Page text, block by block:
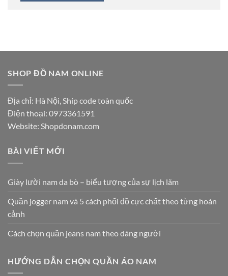
SHOP ĐỒ NAM ONLINE
Địa chỉ: Hà Nội, Ship code toàn quốc
Điện thoại: 0973361591
Website: Shopdonam.com
BÀI VIẾT MỚI
Giày lười nam da bò – biểu tượng của sự lịch lãm
Quần jogger nam và 5 cách phối đồ cực chất theo từng hoàn
cảnh
Cách chọn quần jeans nam theo dáng người
HƯỚNG DẪN CHỌN QUẦN ÁO NAM